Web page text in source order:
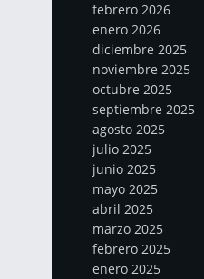
febrero 2026
enero 2026
diciembre 2025
noviembre 2025
octubre 2025
septiembre 2025
agosto 2025
julio 2025
junio 2025
mayo 2025
abril 2025
marzo 2025
febrero 2025
enero 2025